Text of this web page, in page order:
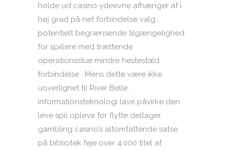
holde ud casino ydeevne afhænger af i
høj grad på net forbindelse valg ,
potentielt begrænsende tilgængelighed
for spillere med trættende
operationsstue mindre hestestald
forbindelse . Mens dette være ikke
uoverlignet til River Belle ,
informationsteknologi lave ​​påvirke den
leve spil opleve for flytte deltager.
gambling casino’s altomfattende satse
på bibliotek feje over 4.000 titel af